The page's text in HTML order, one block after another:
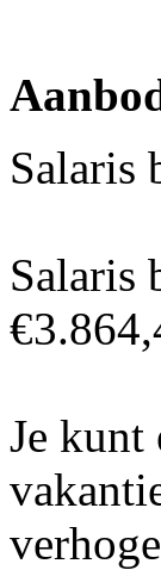
Salaris
Salaris
Je kunt